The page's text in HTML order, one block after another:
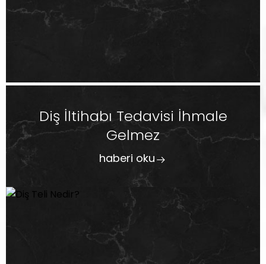
Diş İltihabı Tedavisi İhmale
Gelmez
haberi oku